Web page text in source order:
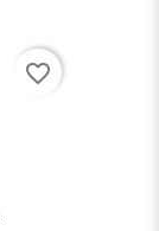
favorite_border